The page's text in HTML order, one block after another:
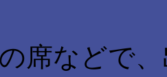
席などで